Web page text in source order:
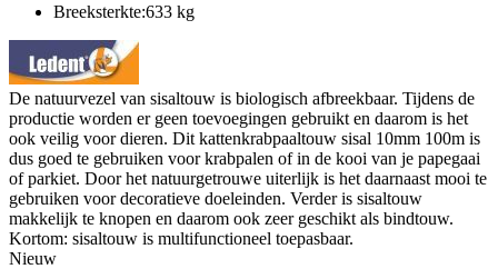
Breeksterkte:633 kg
De natuurvezel van sisaltouw is biologisch afbreekbaar. Tijdens de
productie worden er geen toevoegingen gebruikt en daarom is het
ook veilig voor dieren. Dit kattenkrabpaaltouw sisal 10mm 100m is
dus goed te gebruiken voor krabpalen of in de kooi van je papegaai
of parkiet. Door het natuurgetrouwe uiterlijk is het daarnaast mooi te
gebruiken voor decoratieve doeleinden. Verder is sisaltouw
makkelijk te knopen en daarom ook zeer geschikt als bindtouw.
Kortom: sisaltouw is multifunctioneel toepasbaar.
Nieuw